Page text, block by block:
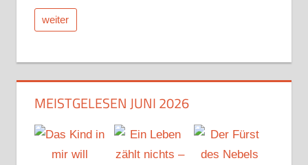
weiter
MEISTGELESEN JUNI 2026